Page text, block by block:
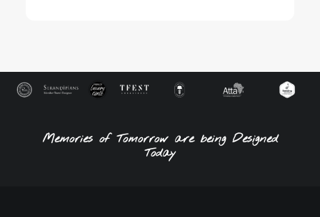
Memories of Tomorrow are being Designed
Today